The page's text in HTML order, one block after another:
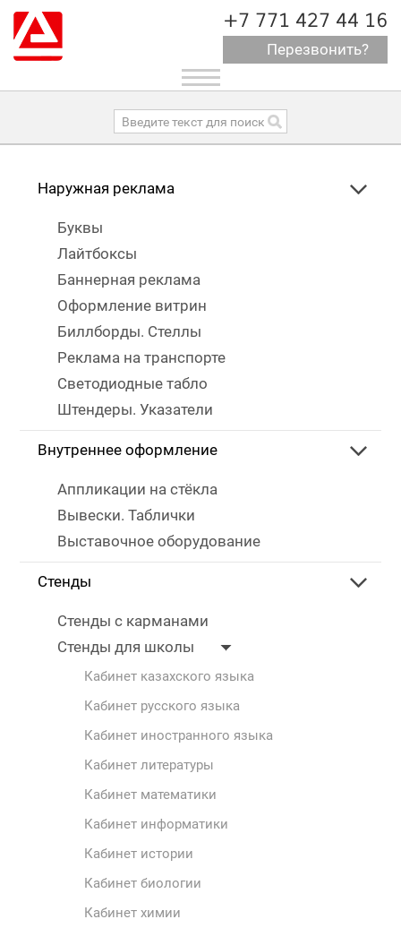
+7 771 427 44 16
Перезвонить?
Toggle
navigation
Наружная реклама
Буквы
Лайтбоксы
Баннерная реклама
Оформление витрин
Биллборды. Стеллы
Реклама на транспорте
Светодиодные табло
Штендеры. Указатели
Внутреннее оформление
Аппликации на стёкла
Вывески. Таблички
Выставочное оборудование
Стенды
Стенды с карманами
Стенды для школы
Кабинет казахского языка
Кабинет русского языка
Кабинет иностранного языка
Кабинет литературы
Кабинет математики
Кабинет информатики
Кабинет истории
Кабинет биологии
Кабинет химии